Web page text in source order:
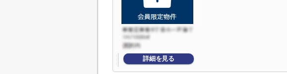
詳細を見る